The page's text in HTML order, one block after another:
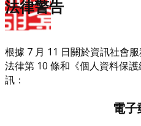
​法律警告
根據 7 月 11 日關於資訊社會
法律第 10 條和《個人資料保
訊：
電